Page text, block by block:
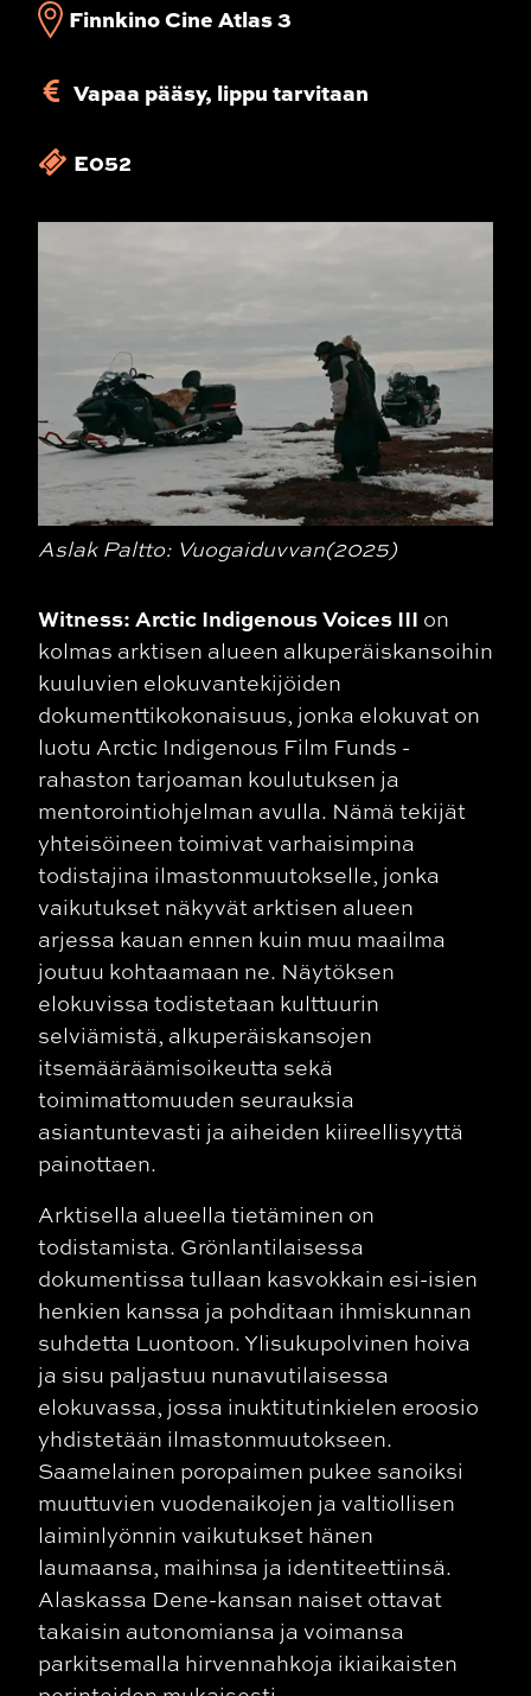
Finnkino Cine Atlas 3
Vapaa pääsy, lippu tarvitaan
E052
Aslak Paltto: Vuogaiduvvan(2025)
Witness: Arctic Indigenous Voices III on
kolmas arktisen alueen alkuperäiskansoihin
kuuluvien elokuvantekijöiden
dokumenttikokonaisuus, jonka elokuvat on
luotu Arctic Indigenous Film Funds -
rahaston tarjoaman koulutuksen ja
mentorointiohjelman avulla. Nämä tekijät
yhteisöineen toimivat varhaisimpina
todistajina ilmastonmuutokselle, jonka
vaikutukset näkyvät arktisen alueen
arjessa kauan ennen kuin muu maailma
joutuu kohtaamaan ne. Näytöksen
elokuvissa todistetaan kulttuurin
selviämistä, alkuperäiskansojen
itsemääräämisoikeutta sekä
toimimattomuuden seurauksia
asiantuntevasti ja aiheiden kiireellisyyttä
painottaen.
Arktisella alueella tietäminen on
todistamista. Grönlantilaisessa
dokumentissa tullaan kasvokkain esi-isien
henkien kanssa ja pohditaan ihmiskunnan
suhdetta Luontoon. Ylisukupolvinen hoiva
ja sisu paljastuu nunavutilaisessa
elokuvassa, jossa inuktitutinkielen eroosio
yhdistetään ilmastonmuutokseen.
Saamelainen poropaimen pukee sanoiksi
muuttuvien vuodenaikojen ja valtiollisen
laiminlyönnin vaikutukset hänen
laumaansa, maihinsa ja identiteettiinsä.
Alaskassa Dene-kansan naiset ottavat
takaisin autonomiansa ja voimansa
parkitsemalla hirvennahkoja ikiaikaisten